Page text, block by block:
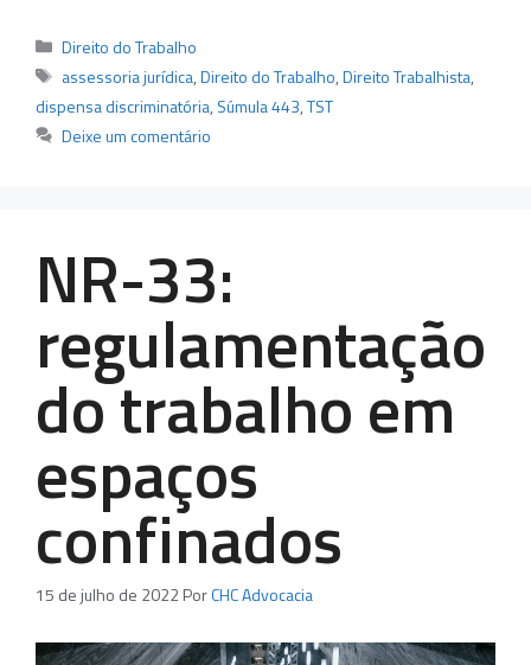
Categorias
Direito do Trabalho
Tags
assessoria jurídica,Direito do Trabalho,Direito Trabalhista,
dispensa discriminatória, Súmula 443,TST
Deixe um comentário
NR-33:
regulamentação
do trabalho em
espaços
confinados
15 de julho de 2022PorCHC Advocacia